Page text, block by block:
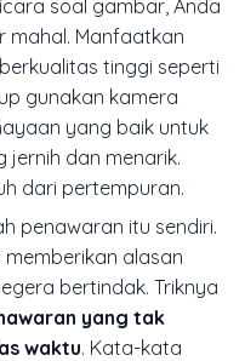
soal gambar, Anda
mahal. Manfaatkan
tinggi seperti
gunakan kamera
yang baik untuk
jernih dan menarik.
dari pertempuran.
penawaran itu sendiri.
alasan
bertindak. Triknya
yang tak
waktu. Kata-kata